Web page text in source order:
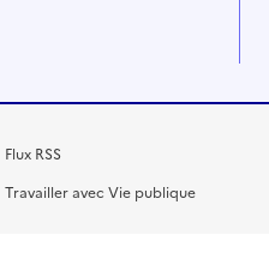
Flux RSS
Travailler avec Vie publique